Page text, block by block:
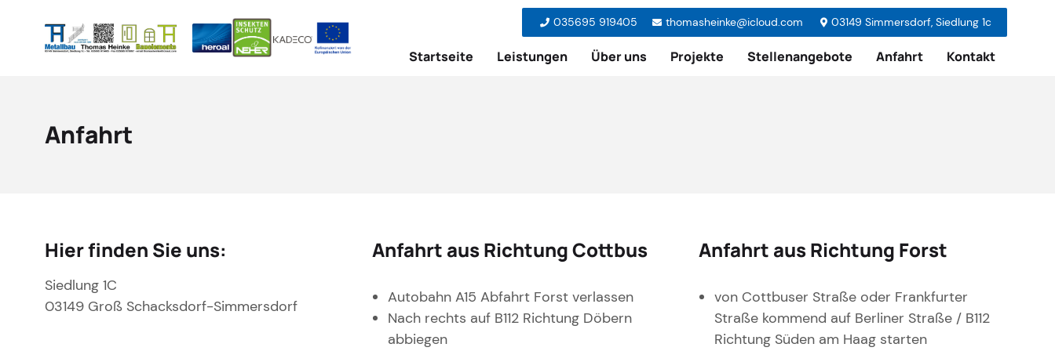
035695 919405 thomasheinke@icloud.com 03149 Simmersdorf, Siedlung 1c
Startseite Leistungen Über uns Projekte Stellenangebote Anfahrt Kontakt
Anfahrt
Hier finden Sie uns:
Siedlung 1C
03149 Groß Schacksdorf-Simmersdorf
Anfahrt aus Richtung Cottbus
Autobahn A15 Abfahrt Forst verlassen
Nach rechts auf B112 Richtung Döbern
abbiegen
Anfahrt aus Richtung Forst
von Cottbuser Straße oder Frankfurter
Straße kommend auf Berliner Straße / B112
Richtung Süden am Haag starten